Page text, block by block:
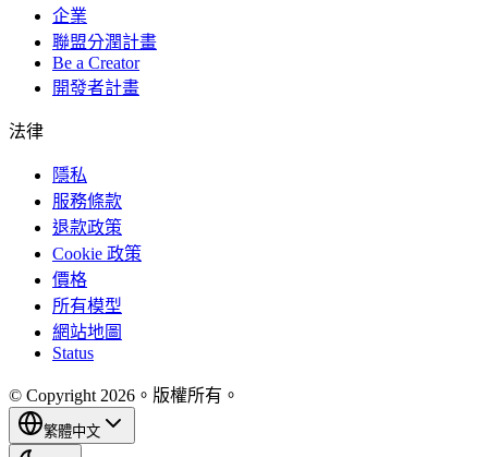
企業
聯盟分潤計畫
Be a Creator
開發者計畫
法律
隱私
服務條款
退款政策
Cookie 政策
價格
所有模型
網站地圖
Status
© Copyright 2026。版權所有。
繁體中文